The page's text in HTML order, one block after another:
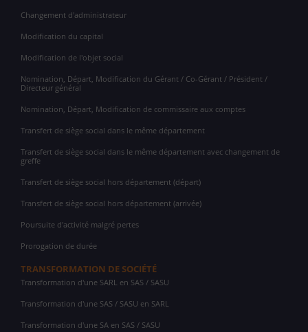
Changement d'administrateur
Modification du capital
Modification de l'objet social
Nomination, Départ, Modification du Gérant / Co-Gérant / Président /
Directeur général
Nomination, Départ, Modification de commissaire aux comptes
Transfert de siège social dans le même département
Transfert de siège social dans le même département avec changement de
greffe
Transfert de siège social hors département (départ)
Transfert de siège social hors département (arrivée)
Poursuite d'activité malgré pertes
Prorogation de durée
TRANSFORMATION DE SOCIÉTÉ
Transformation d'une SARL en SAS / SASU
Transformation d'une SAS / SASU en SARL
Transformation d'une SA en SAS / SASU